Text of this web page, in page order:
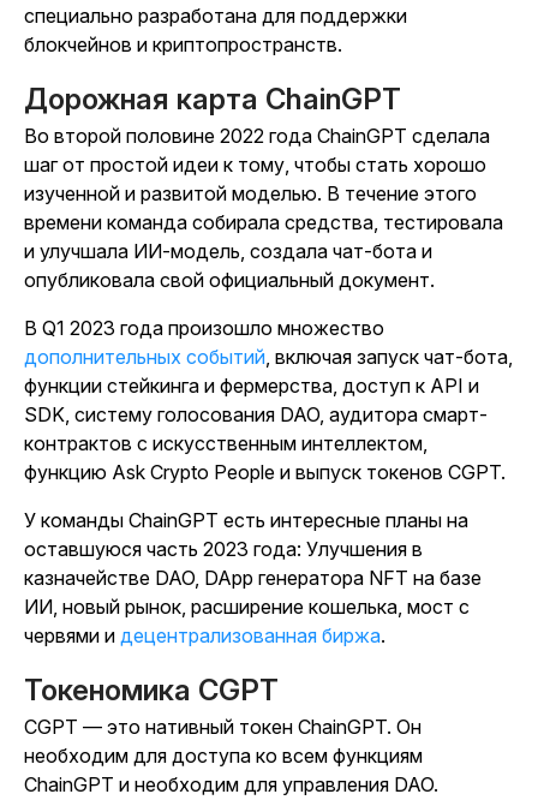
специально разработана для поддержки
блокчейнов и криптопространств.
Дорожная карта ChainGPT
Во второй половине 2022 года ChainGPT сделала
шаг от простой идеи к тому, чтобы стать хорошо
изученной и развитой моделью. В течение этого
времени команда собирала средства, тестировала
и улучшала ИИ-модель, создала чат-бота и
опубликовала свой официальный документ.
В Q1 2023 года произошло множество
дополнительных событий, включая запуск чат-бота,
функции стейкинга и фермерства, доступ к API и
SDK, систему голосования DAO, аудитора смарт-
контрактов с искусственным интеллектом,
функцию Ask Crypto People и выпуск токенов CGPT.
У команды ChainGPT есть интересные планы на
оставшуюся часть 2023 года: Улучшения в
казначействе DAO, DApp генератора NFT на базе
ИИ, новый рынок, расширение кошелька, мост с
червями и децентрализованная биржа.
Токеномика CGPT
CGPT — это нативный токен ChainGPT. Он
необходим для доступа ко всем функциям
ChainGPT и необходим для управления DAO.